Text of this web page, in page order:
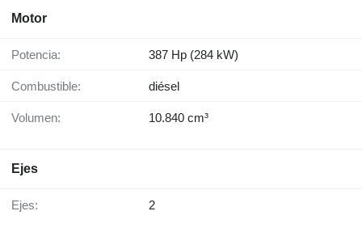
Motor
Potencia: 387 Hp (284 kW)
Combustible: diésel
Volumen: 10.840 cm³
Ejes
Ejes: 2